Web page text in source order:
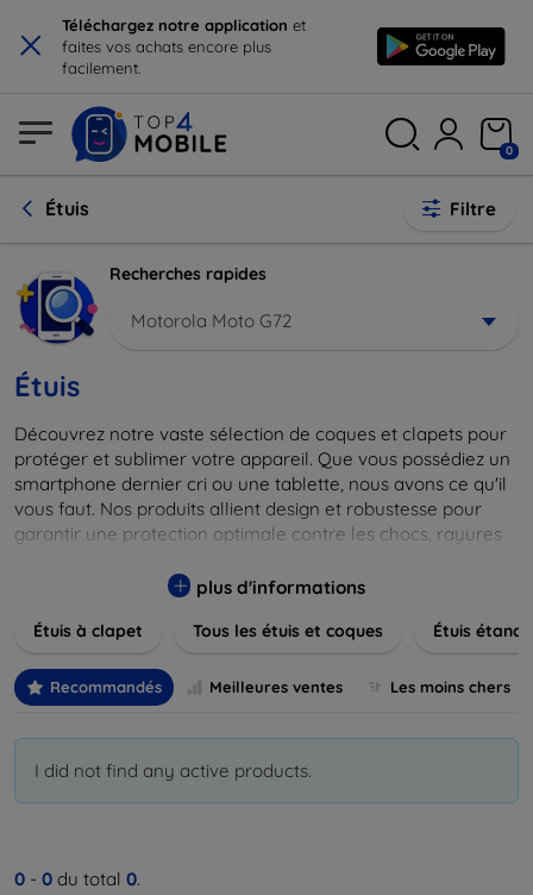
× Téléchargez notre application et
faites vos achats encore plus
facilement.
0
Étuis Filtre
Recherches rapides
Motorola Moto G72
Étuis
Découvrez notre vaste sélection de coques et clapets pour
protéger et sublimer votre appareil. Que vous possédiez un
smartphone dernier cri ou une tablette, nous avons ce qu'il
vous faut. Nos produits allient design et robustesse pour
garantir une protection optimale contre les chocs, rayures
allant des modèles élégants et minimalistes aux designs
matériaux de haute qualité, y compris le cuir, le silicone, et
parfait pour exprimer votre style tout en assurant la
durabilité de votre appareil.
plus d'informations
Étuis à clapet Tous les étuis et coques Étuis
Recommandés Meilleures ventes Les moins chers
I did not find any active products.
0 - 0 du total 0.